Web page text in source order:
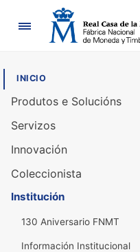
INICIO
Produtos e Solucións
Servizos
Innovación
Coleccionista
Institución
130 Aniversario FNMT
Información Institucional